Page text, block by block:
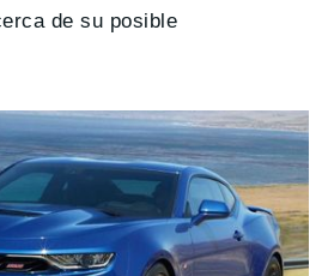
de su posible